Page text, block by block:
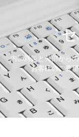
内部対策と外部から
お客様のご要